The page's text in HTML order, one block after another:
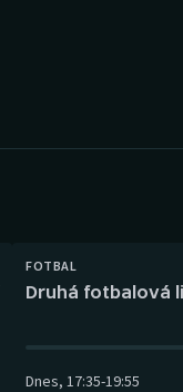
Gymnastika
FOTBAL
Druhá fotbalová
Dnes, 17:35-19:55